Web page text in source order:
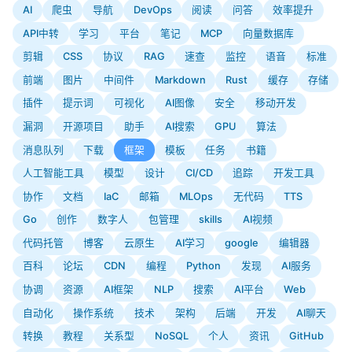
AI
爬虫 导航 DevOps 阅读 问答
效率提升
API中转
学习 平台 笔记 MCP
向量数据库
剪辑
CSS 协议 RAG 速查 监控 语音
标准
前端
图片 中间件 Markdown Rust 缓存
存储
插件
提示词 可视化 AI图像 安全
移动开发
漏洞
开源项目 助手 AI搜索 GPU
算法
消息队列
下载 框架 模板 任务
书籍
人工智能工具
模型 设计 CI/CD 追踪
开发工具
协作
文档 IaC 邮箱 MLOps 无代码
TTS
Go
创作 数字人 包管理 skills
AI视频
代码托管
博客 云原生 AI学习 google
编辑器
百科
论坛 CDN 编程 Python 发现
AI服务
协调
资源 AI框架 NLP 搜索 AI平台
Web
自动化
操作系统 技术 架构 后端 开发
AI聊天
转换
教程 关系型 NoSQL 个人 资讯
GitHub